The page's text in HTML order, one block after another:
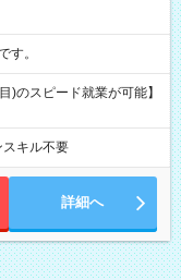
す。
)のスピード就業が可能】
スキル不要
詳細へ